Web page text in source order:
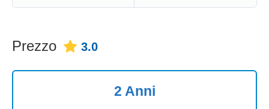
Prezzo 3.0
2 Anni